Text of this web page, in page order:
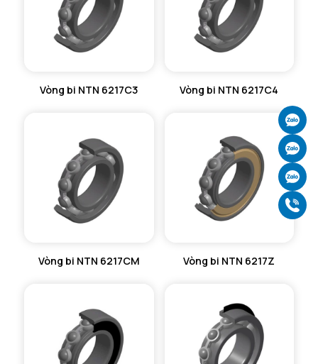
Vòng bi NTN 6217C3 Vòng bi NTN 6217C4
Vòng bi NTN 6217CM Vòng bi NTN 6217Z